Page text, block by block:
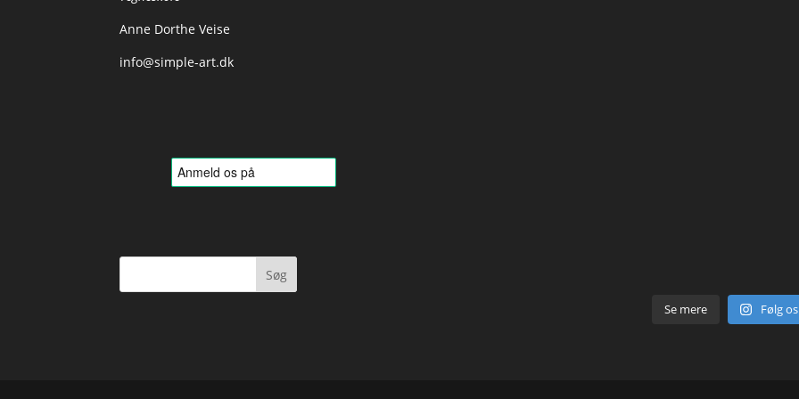
Anne Dorthe Veise
info@simple-art.dk
Se mere Følg